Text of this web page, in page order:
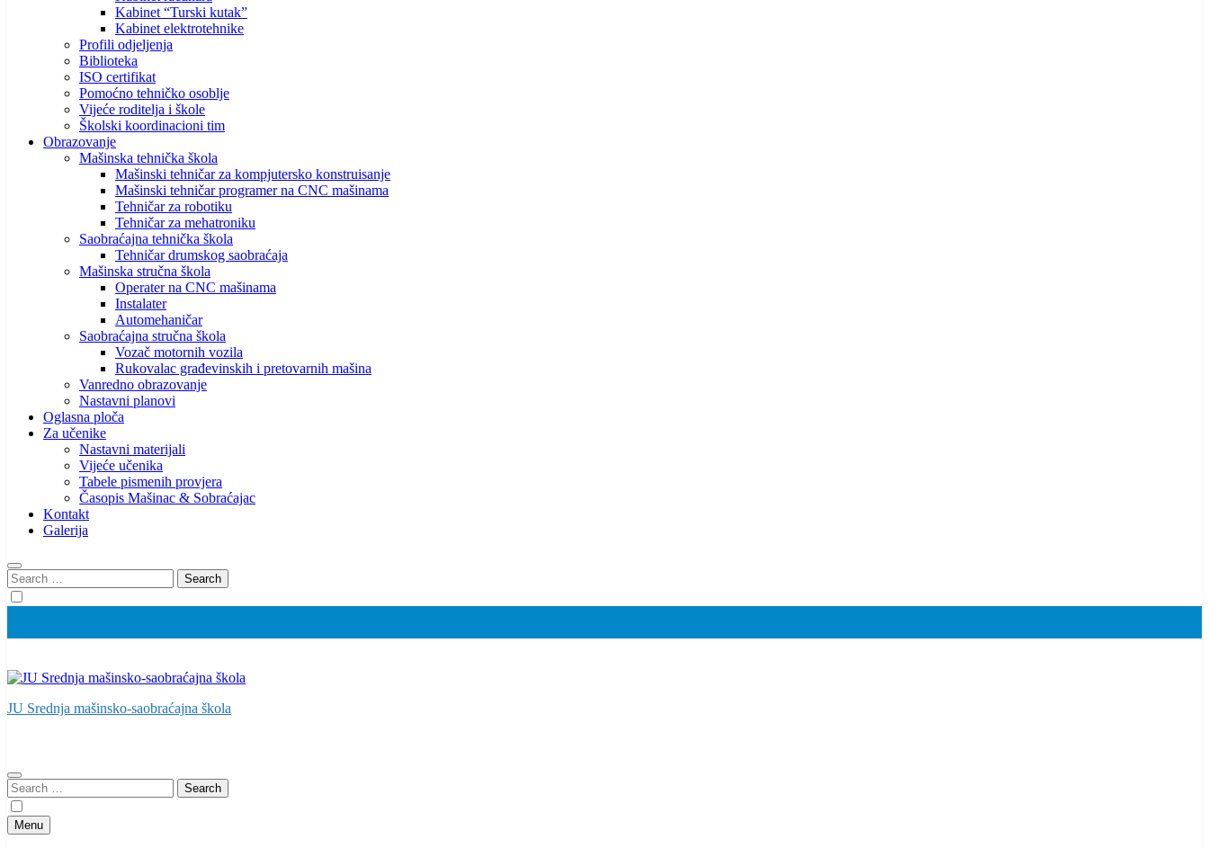
Kabinet “Turski kutak”
Kabinet elektrotehnike
Profili odjeljenja
Biblioteka
ISO certifikat
Pomoćno tehničko osoblje
Vijeće roditelja i škole
Školski koordinacioni tim
Obrazovanje
Mašinska tehnička škola
Mašinski tehničar za kompjutersko konstruisanje
Mašinski tehničar programer na CNC mašinama
Tehničar za robotiku
Tehničar za mehatroniku
Saobraćajna tehnička škola
Tehničar drumskog saobraćaja
Mašinska stručna škola
Operater na CNC mašinama
Instalater
Automehaničar
Saobraćajna stručna škola
Vozač motornih vozila
Rukovalac građevinskih i pretovarnih mašina
Vanredno obrazovanje
Nastavni planovi
Oglasna ploča
Za učenike
Nastavni materijali
Vijeće učenika
Tabele pismenih provjera
Časopis Mašinac & Sobraćajac
Kontakt
Galerija
Search
for:
JU Srednja mašinsko-saobraćajna škola
Search
for:
Menu